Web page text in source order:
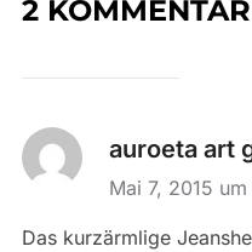
2
auroeta art
Mai 7, 2015
Das kurzärmlige